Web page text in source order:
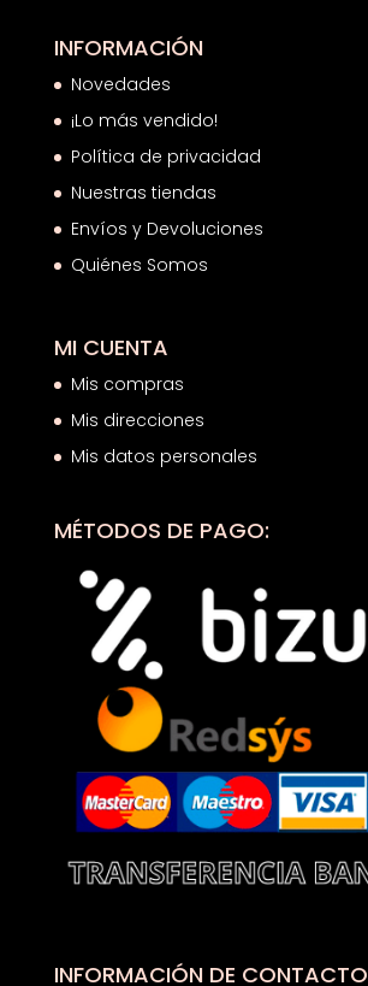
INFORMACIÓN
Novedades
¡Lo más vendido!
Política de privacidad
Nuestras tiendas
Envíos y Devoluciones
Quiénes Somos
MI CUENTA
Mis compras
Mis direcciones
Mis datos personales
MÉTODOS DE PAGO:
INFORMACIÓN DE CONTACTO